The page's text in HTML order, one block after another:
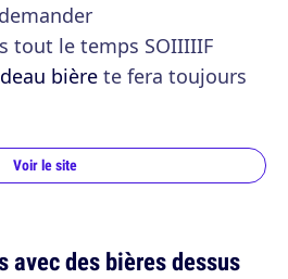
tout le temps SOIIIIIF
bière te fera toujours
Voir le site
avec des bières dessus